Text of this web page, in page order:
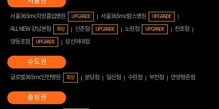
서울365mc지방흡입병원 UPGRADE 서울365mc람스병원 UPGRADE
ALL NEW 강남본점 확장 신촌점 UPGRADE 노원점 UPGRADE
천호점
영등포점
UPGRADE 성신여대점
글로벌365mc인천병원 확장 분당점 일산점 수원점 부천점 안양평촌점